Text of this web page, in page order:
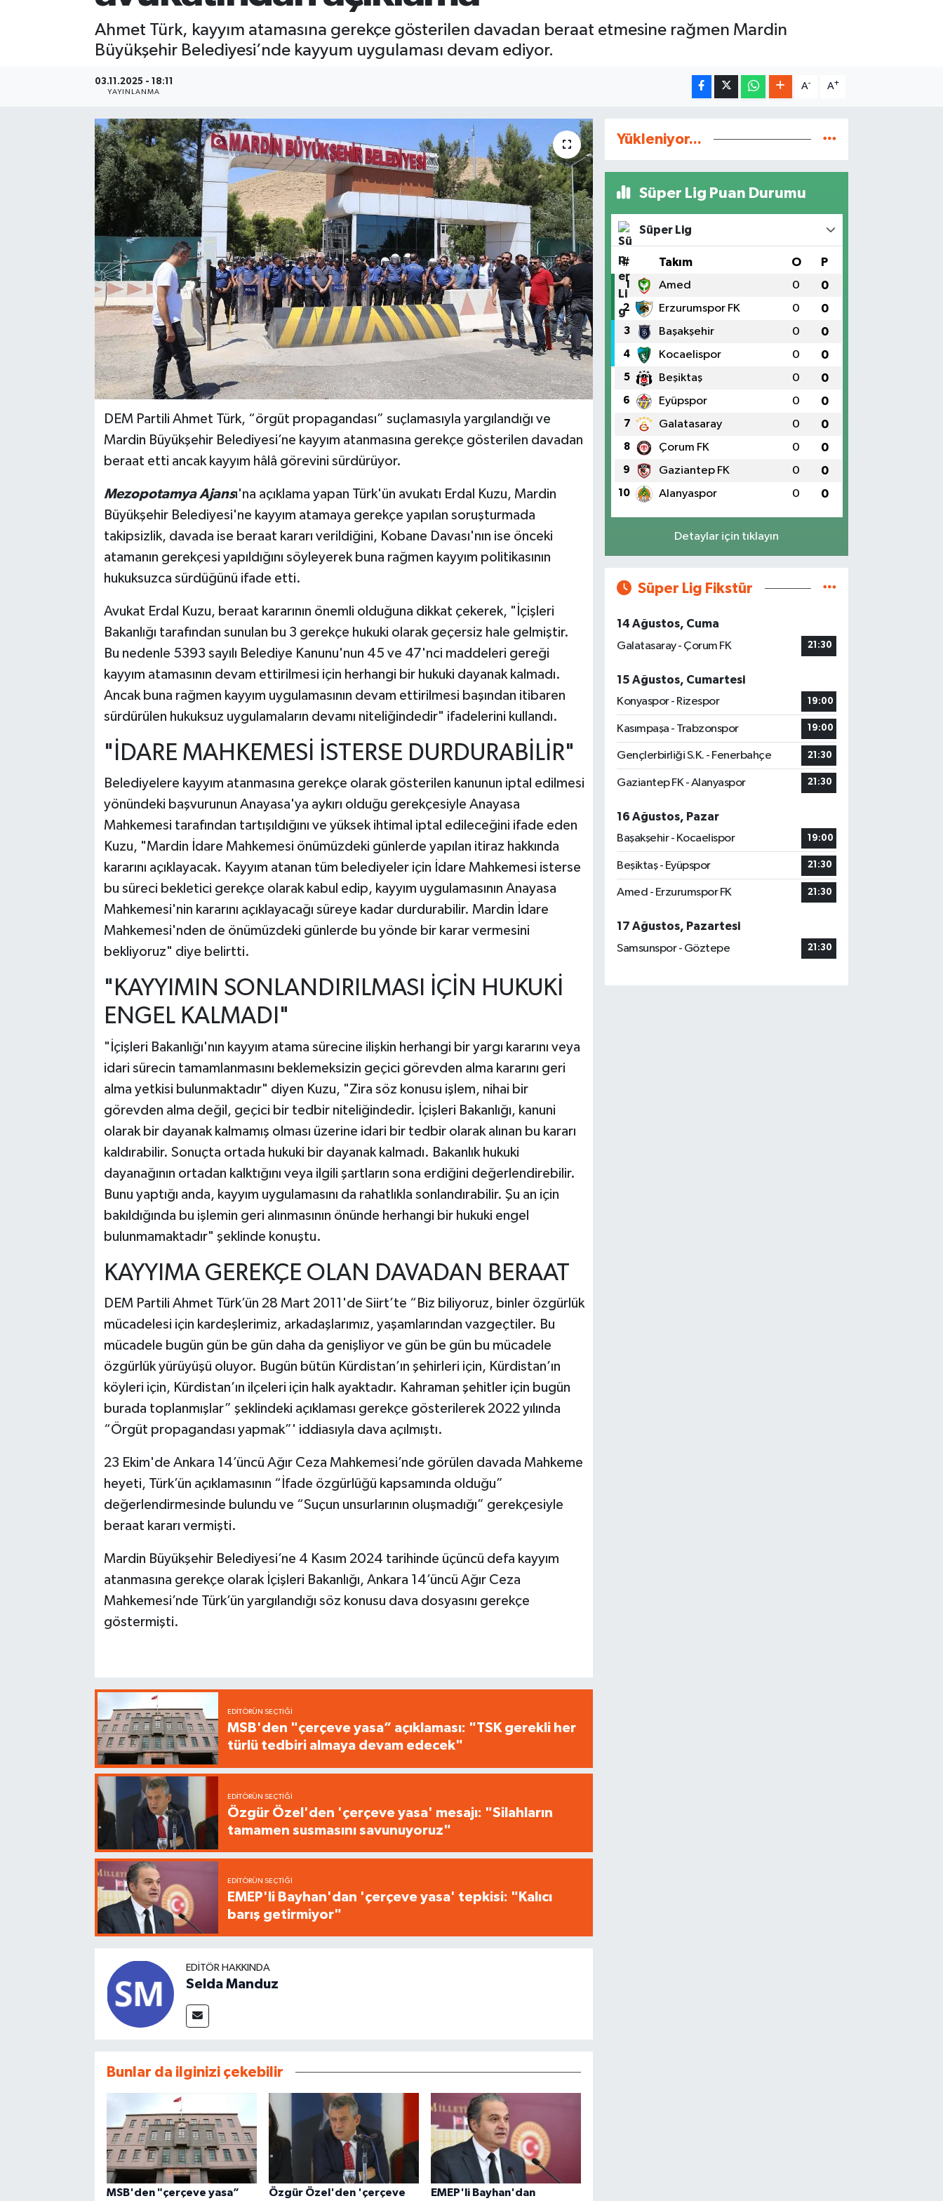
Ahmet Türk, kayyım atamasına gerekçe gösterilen davadan beraat etmesine rağmen Mardin
Büyükşehir Belediyesi’nde kayyum uygulaması devam ediyor.
03.11.2025 - 18:11
YAYINLANMA
A- A+
DEM Partili Ahmet Türk, “örgüt propagandası” suçlamasıyla yargılandığı ve
Mardin Büyükşehir Belediyesi’ne kayyım atanmasına gerekçe gösterilen davadan
beraat etti ancak kayyım hâlâ görevini sürdürüyor.
Mezopotamya Ajansı'na açıklama yapan Türk'ün avukatı Erdal Kuzu, Mardin
Büyükşehir Belediyesi'ne kayyım atamaya gerekçe yapılan soruşturmada
takipsizlik, davada ise beraat kararı verildiğini, Kobane Davası'nın ise önceki
atamanın gerekçesi yapıldığını söyleyerek buna rağmen kayyım politikasının
hukuksuzca sürdüğünü ifade etti.
Avukat Erdal Kuzu, beraat kararının önemli olduğuna dikkat çekerek, "İçişleri
Bakanlığı tarafından sunulan bu 3 gerekçe hukuki olarak geçersiz hale gelmiştir.
Bu nedenle 5393 sayılı Belediye Kanunu'nun 45 ve 47'nci maddeleri gereği
kayyım atamasının devam ettirilmesi için herhangi bir hukuki dayanak kalmadı.
Ancak buna rağmen kayyım uygulamasının devam ettirilmesi başından itibaren
sürdürülen hukuksuz uygulamaların devamı niteliğindedir" ifadelerini kullandı.
"İDARE MAHKEMESİ İSTERSE DURDURABİLİR"
Belediyelere kayyım atanmasına gerekçe olarak gösterilen kanunun iptal edilmesi
yönündeki başvurunun Anayasa'ya aykırı olduğu gerekçesiyle Anayasa
Mahkemesi tarafından tartışıldığını ve yüksek ihtimal iptal edileceğini ifade eden
Kuzu, "Mardin İdare Mahkemesi önümüzdeki günlerde yapılan itiraz hakkında
kararını açıklayacak. Kayyım atanan tüm belediyeler için İdare Mahkemesi isterse
bu süreci bekletici gerekçe olarak kabul edip, kayyım uygulamasının Anayasa
Mahkemesi'nin kararını açıklayacağı süreye kadar durdurabilir. Mardin İdare
Mahkemesi'nden de önümüzdeki günlerde bu yönde bir karar vermesini
bekliyoruz" diye belirtti.
"KAYYIMIN SONLANDIRILMASI İÇİN HUKUKİ
ENGEL KALMADI"
"İçişleri Bakanlığı'nın kayyım atama sürecine ilişkin herhangi bir yargı kararını veya
idari sürecin tamamlanmasını beklemeksizin geçici görevden alma kararını geri
alma yetkisi bulunmaktadır" diyen Kuzu, "Zira söz konusu işlem, nihai bir
görevden alma değil, geçici bir tedbir niteliğindedir. İçişleri Bakanlığı, kanuni
olarak bir dayanak kalmamış olması üzerine idari bir tedbir olarak alınan bu kararı
kaldırabilir. Sonuçta ortada hukuki bir dayanak kalmadı. Bakanlık hukuki
dayanağının ortadan kalktığını veya ilgili şartların sona erdiğini değerlendirebilir.
Bunu yaptığı anda, kayyım uygulamasını da rahatlıkla sonlandırabilir. Şu an için
bakıldığında bu işlemin geri alınmasının önünde herhangi bir hukuki engel
bulunmamaktadır" şeklinde konuştu.
KAYYIMA GEREKÇE OLAN DAVADAN BERAAT
DEM Partili Ahmet Türk’ün 28 Mart 2011'de Siirt’te “Biz biliyoruz, binler özgürlük
mücadelesi için kardeşlerimiz, arkadaşlarımız, yaşamlarından vazgeçtiler. Bu
mücadele bugün gün be gün daha da genişliyor ve gün be gün bu mücadele
özgürlük yürüyüşü oluyor. Bugün bütün Kürdistan’ın şehirleri için, Kürdistan’ın
köyleri için, Kürdistan’ın ilçeleri için halk ayaktadır. Kahraman şehitler için bugün
burada toplanmışlar” şeklindeki açıklaması gerekçe gösterilerek 2022 yılında
“Örgüt propagandası yapmak”' iddiasıyla dava açılmıştı.
23 Ekim'de Ankara 14’üncü Ağır Ceza Mahkemesi’nde görülen davada Mahkeme
heyeti, Türk’ün açıklamasının “İfade özgürlüğü kapsamında olduğu”
değerlendirmesinde bulundu ve “Suçun unsurlarının oluşmadığı” gerekçesiyle
beraat kararı vermişti.
Mardin Büyükşehir Belediyesi’ne 4 Kasım 2024 tarihinde üçüncü defa kayyım
atanmasına gerekçe olarak İçişleri Bakanlığı, Ankara 14’üncü Ağır Ceza
Mahkemesi’nde Türk’ün yargılandığı söz konusu dava dosyasını gerekçe
göstermişti.
EDITÖRÜN SEÇTIĞI
MSB'den "çerçeve yasa” açıklaması: "TSK gerekli her
türlü tedbiri almaya devam edecek"
EDITÖRÜN SEÇTIĞI
Özgür Özel'den 'çerçeve yasa' mesajı: "Silahların
tamamen susmasını savunuyoruz"
EDITÖRÜN SEÇTIĞI
EMEP'li Bayhan'dan 'çerçeve yasa' tepkisi: "Kalıcı
barış getirmiyor"
EDITÖR HAKKINDA
Selda Manduz
Bunlar da ilginizi çekebilir
MSB'den "çerçeve yasa”
Özgür Özel'den 'çerçeve
EMEP'li Bayhan'dan
Yükleniyor...
Süper Lig Puan Durumu
Süper Lig
# Takım O P
1 Amed 0 0
2 Erzurumspor FK 0 0
3 Başakşehir 0 0
4 Kocaelispor 0 0
5 Beşiktaş 0 0
6 Eyüpspor 0 0
7 Galatasaray 0 0
8 Çorum FK 0 0
9 Gaziantep FK 0 0
10 Alanyaspor 0 0
Detaylar için tıklayın
Süper Lig Fikstür
14 Ağustos, Cuma
Galatasaray - Çorum FK
21:30
15 Ağustos, Cumartesi
Konyaspor - Rizespor
19:00
Kasımpaşa - Trabzonspor 19:00
Gençlerbirliği S.K. - Fenerbahçe 21:30
Gaziantep FK - Alanyaspor 21:30
16 Ağustos, Pazar
Başakşehir - Kocaelispor
19:00
Beşiktaş - Eyüpspor 21:30
Amed - Erzurumspor FK 21:30
17 Ağustos, Pazartesi
Samsunspor - Göztepe
21:30